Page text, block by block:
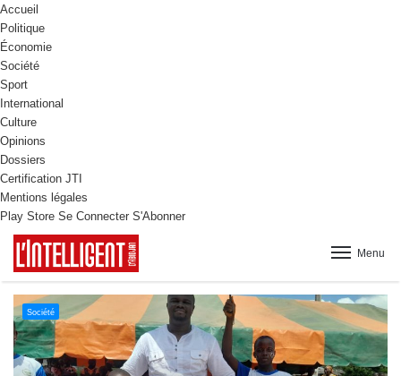
Accueil
Politique
Économie
Société
Sport
International
Culture
Opinions
Dossiers
Certification JTI
Mentions légales
Play Store Se Connecter S'Abonner
Menu
Culture